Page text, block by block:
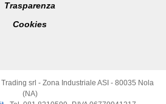
Trasparenza
Cookies
srl - Zona Industriale ASI - 80035 Nola
(NA)